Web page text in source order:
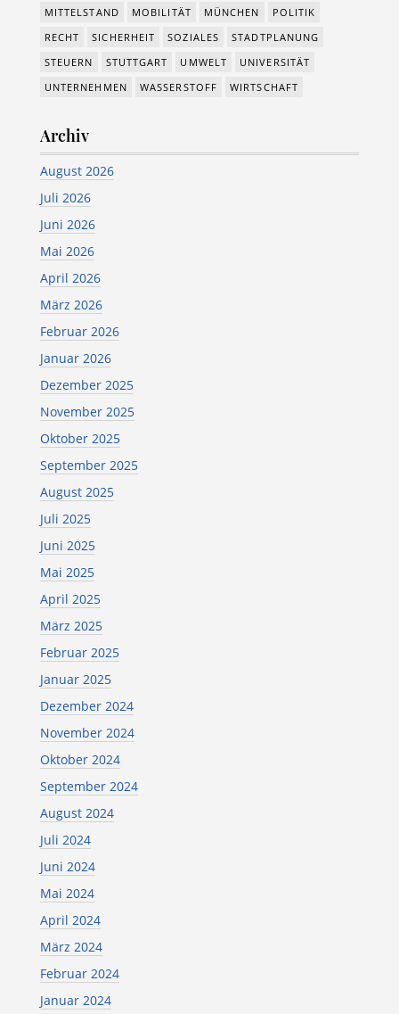
MITTELSTAND MOBILITÄT MÜNCHEN
POLITIK
RECHT
SICHERHEIT SOZIALES
STADTPLANUNG
STEUERN
STUTTGART UMWELT
UNIVERSITÄT
UNTERNEHMEN
WASSERSTOFF WIRTSCHAFT
Archiv
August 2026
Juli 2026
Juni 2026
Mai 2026
April 2026
März 2026
Februar 2026
Januar 2026
Dezember 2025
November 2025
Oktober 2025
September 2025
August 2025
Juli 2025
Juni 2025
Mai 2025
April 2025
März 2025
Februar 2025
Januar 2025
Dezember 2024
November 2024
Oktober 2024
September 2024
August 2024
Juli 2024
Juni 2024
Mai 2024
April 2024
März 2024
Februar 2024
Januar 2024